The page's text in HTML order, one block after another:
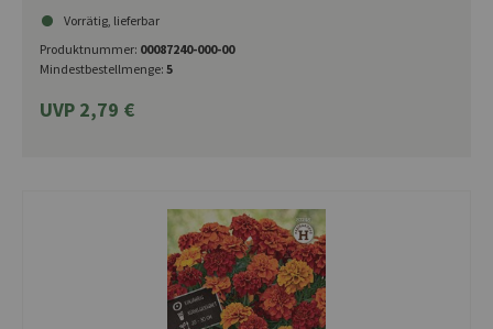
Vorrätig, lieferbar
Produktnummer: 00087240-000-00
Mindestbestellmenge: 5
UVP 2,79 €